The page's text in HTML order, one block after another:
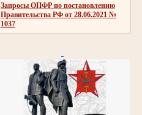
Запросы ОПФР по постановлению
Правительства РФ от 28.06.2021 №
1037